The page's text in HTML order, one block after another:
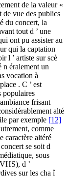
de la valeur «
vue des publics
du concert, la
tout d ’ une
ont pu assister au
qui la captation
l ’ artiste sur scè
n éralement un
vocation à
. C ’ est
populaires
frisant
alté
par exemple [12]
comme
caractère altéré
se soit d
sous
d ’
sur les cha î